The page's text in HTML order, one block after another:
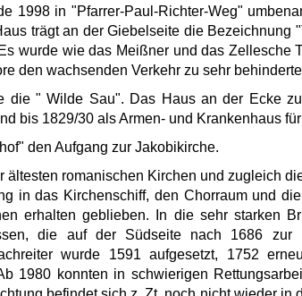
1998 in "Pfarrer-Paul-Richter-Weg"
trägt an der Giebelseite die Bezeichnung
wurde wie das Meißner und das Zellesche
den wachsenden Verkehr zu sehr
die " Wilde Sau". Das Haus an der Ecke
bis 1829/30 als Armen- und Krankenhaus
den Aufgang zur Jakobikirche.
ältesten romanischen Kirchen und zugleich
in das Kirchenschiff, den Chorraum und
erhalten geblieben. In die sehr starken
die auf der Südseite nach 1686 zur
wurde 1591 aufgesetzt, 1752
1980 konnten in schwierigen